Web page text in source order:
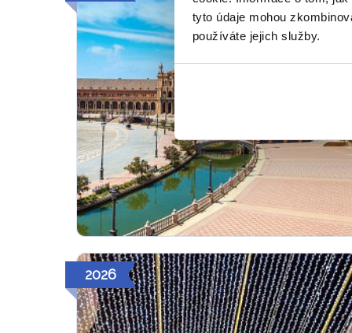
tyto údaje mohou
používáte jejich služby.
2026